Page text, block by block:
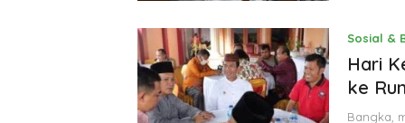
Sosial &
Hari
ke
Bangka,